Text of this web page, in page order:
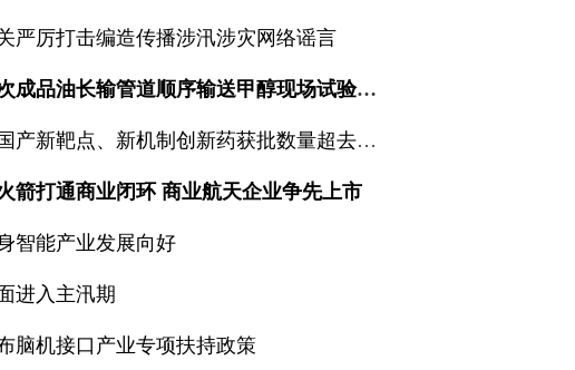
严厉打击编造传播涉汛涉灾网络谣言
国内首次成品油长输管道顺序输送甲醇现场试验完成
上半年国产新靶点、新机制创新药获批数量超去年全年
箭打通商业闭环 商业航天企业争先上市
智能产业发展向好
进入主汛期
脑机接口产业专项扶持政策